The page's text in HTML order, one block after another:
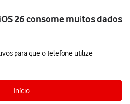
26 consome muitos dados
para que o telefone utilize
Início